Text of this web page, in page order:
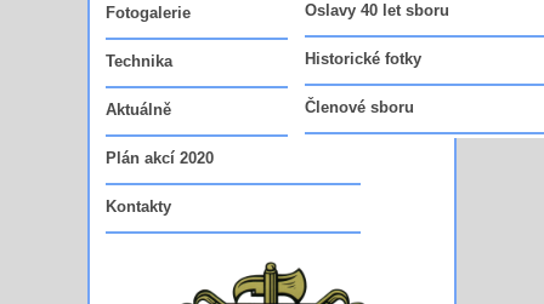
Oslavy 40 let sboru
Vedoucí funkcionáři sboru
Fotogalerie
Historické fotky
Členové sboru
Technika
Aktuálně
Plán akcí 2020
Kontakty